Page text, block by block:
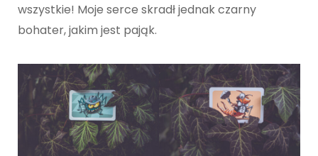
wszystkie! Moje serce skradł jednak czarny
bohater, jakim jest pająk.